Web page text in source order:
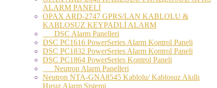
ALARM PANELİ
OPAX ARD-2747 GPRS/LAN KABLOLU &
KABLOSUZ KEYPADLİ ALARM
DSC Alarm Panelleri
DSC PC1616 PowerSeries Alarm Kontrol Paneli
DSC PC1832 PowerSeries Alarm Kontrol Paneli
DSC PC1864 PowerSeries Kontrol Paneli
Neutron Alarm Panelleri
Neutron NTA-GNA8545 Kablolu/ Kablosuz Akıllı
Hırsız Alarm Sistemi